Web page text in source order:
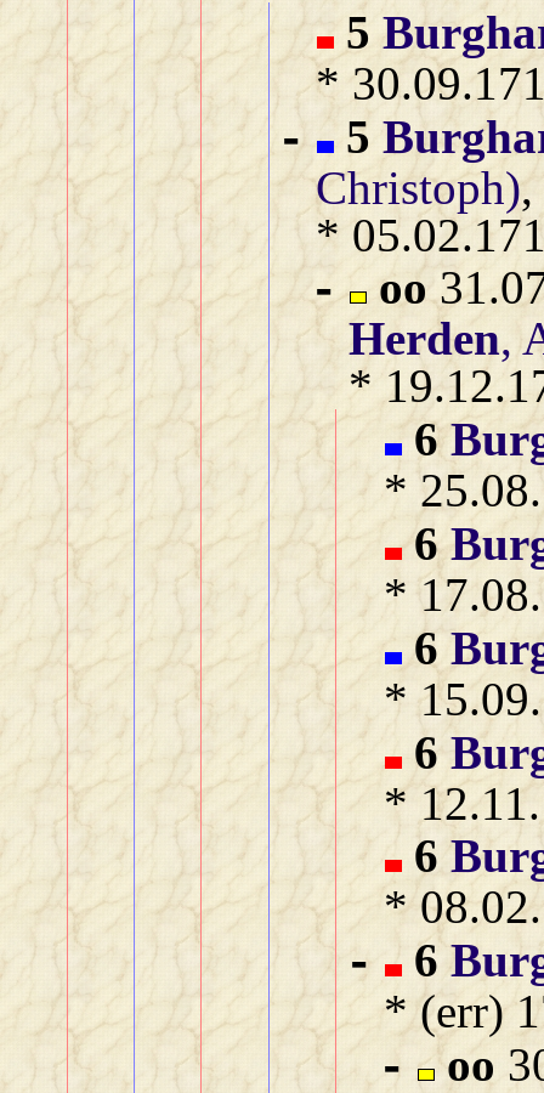
5
*
- 5
Christoph),
*
- oo
Herden,
*
6
*
6
*
6
*
6
*
6
*
- 6
* (err)
- oo